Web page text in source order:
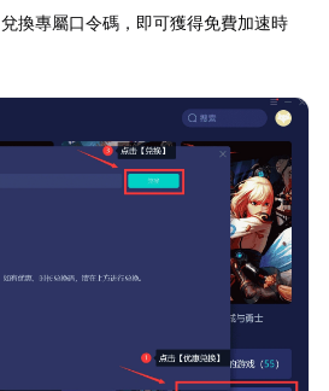
換專屬口令碼，即可獲得免費加速時